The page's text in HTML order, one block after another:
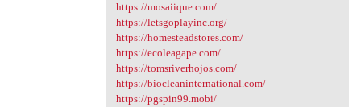
https://mosaiique.com/
https://letsgoplayinc.org/
https://homesteadstores.com/
https://ecoleagape.com/
https://tomsriverhojos.com/
https://biocleaninternational.com/
https://pgspin99.mobi/